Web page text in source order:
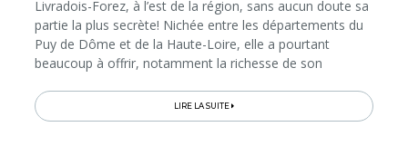
Livradois-Forez, à l’est de la région, sans aucun doute sa
partie la plus secrète! Nichée entre les départements du
Puy de Dôme et de la Haute-Loire, elle a pourtant
beaucoup à offrir, notamment la richesse de son
séduisent les amoureux de la nature, tandis que les
gourmands se régaleront entre autres du célèbre
LIRE LA SUITE